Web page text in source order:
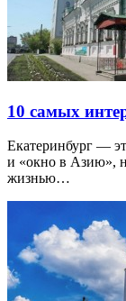
10 самых
Екатеринбург —
и «окно в Азию»,
жизнью…